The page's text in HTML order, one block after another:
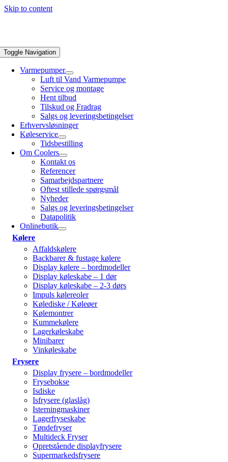
Skip to content
Toggle Navigation
Varmepumper
Luft til Vand Varmepumpe
Service og montage
Hent tilbud
Tilskud og Fradrag
Salgs og leveringsbetingelser
Erhvervsløsninger
Køleservice
Tidsbestilling
Om Coolers
Kontakt os
Referencer
Samarbejdspartnere
Oftest stillede spørgsmål
Nyheder
Salgs og leveringsbetingelser
Datapolitik
Onlinebutik
Kølere
Affaldskølere
Backbarer & fustage kølere
Display kølere – bordmodeller
Display køleskabe – 1 dør
Display køleskabe – 2-3 dørs
Impuls kølereoler
Kølediske / Køleøer
Kølemontrer
Kummekølere
Lagerkøleskabe
Minibarer
Vinkøleskabe
Frysere
Display frysere – bordmodeller
Frysebokse
Isdiske
Isfrysere (glaslåg)
Isterningmaskiner
Lagerfryseskabe
Tøndefryser
Multideck Fryser
Opretstående displayfrysere
Supermarkedsfrysere